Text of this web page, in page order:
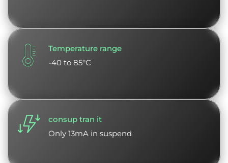
Temperature range
-40 to 85°C
consup tran it
Only 13mA in suspend